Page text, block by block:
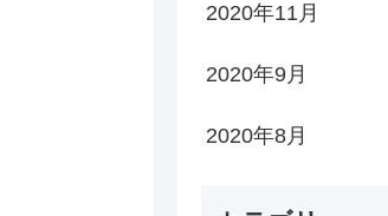
2020年11月
2020年9月
2020年8月